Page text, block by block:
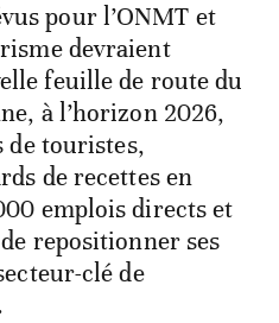
pour l’ONMT et
devraient
feuille de route du
à l’horizon 2026,
de touristes,
de recettes en
emplois directs et
repositionner ses
clé de